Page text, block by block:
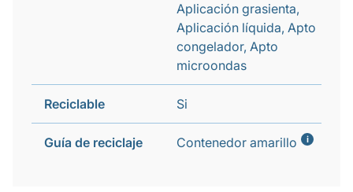
Aplicación grasienta,
Aplicación líquida, Apto
congelador, Apto
microondas
Reciclable Si
Guía de reciclaje Contenedor amarillo i